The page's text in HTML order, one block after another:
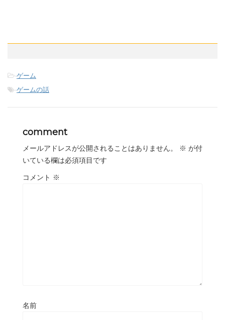
-ゲーム
-ゲームの話
comment
メールアドレスが公開されることはありません。 ※ が付
いている欄は必須項目です
コメント ※
名前